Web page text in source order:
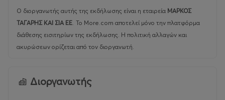
Ο διοργανωτής αυτής της εκδήλωσης είναι η εταιρεία ΜΑΡΚΟΣ
ΤΑΓΑΡΗΣ ΚΑΙ ΣΙΑ ΕΕ. Το More.com αποτελεί μόνο την πλατφόρμα
διάθεσης εισιτηρίων της εκδήλωσης. Η πολιτική αλλαγών και
ακυρώσεων ορίζεται από τον διοργανωτή.
Διοργανωτής